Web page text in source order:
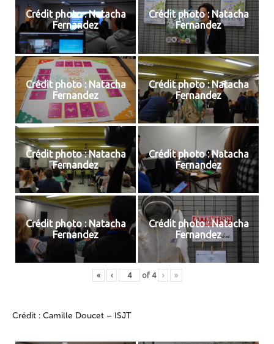
Crédit photo : Natacha
Fernandez
Crédit photo : Natacha
Fernandez
Crédit photo : Natacha
Fernandez
Crédit photo : Natacha
Fernandez
Crédit photo : Natacha
Fernandez
Crédit photo : Natacha
Fernandez
Crédit photo : Natacha
Fernandez
Crédit photo : Natacha
Fernandez
« ‹ of 4 › »
Crédit : Camille Doucet – ISJT